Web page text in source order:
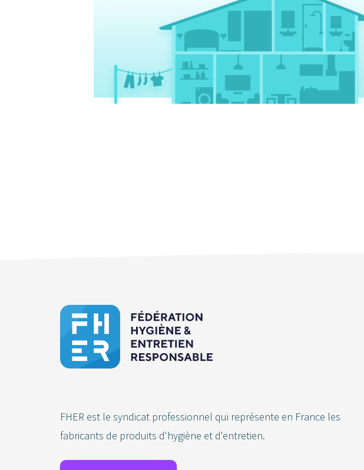
FHER est le syndicat professionnel qui représente en France les
fabricants de produits d'hygiène et d'entretien.